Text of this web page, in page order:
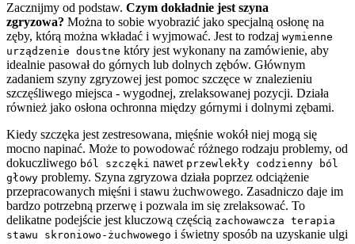
Zacznijmy od podstaw. Czym dokładnie jest szyna
zgryzowa? Można to sobie wyobrazić jako specjalną osłonę na
zęby, którą można wkładać i wyjmować. Jest to rodzaj wymienne
urządzenie doustne który jest wykonany na zamówienie, aby
idealnie pasował do górnych lub dolnych zębów. Głównym
zadaniem szyny zgryzowej jest pomoc szczęce w znalezieniu
szczęśliwego miejsca - wygodnej, zrelaksowanej pozycji. Działa
również jako osłona ochronna między górnymi i dolnymi zębami.
Kiedy szczęka jest zestresowana, mięśnie wokół niej mogą się
mocno napinać. Może to powodować różnego rodzaju problemy, od
dokuczliwego ból szczęki nawet przewlekły codzienny ból
głowy problemy. Szyna zgryzowa działa poprzez odciążenie
przepracowanych mięśni i stawu żuchwowego. Zasadniczo daje im
bardzo potrzebną przerwę i pozwala im się zrelaksować. To
delikatne podejście jest kluczową częścią zachowawcza terapia
stawu skroniowo-żuchwowego i świetny sposób na uzyskanie ulgi